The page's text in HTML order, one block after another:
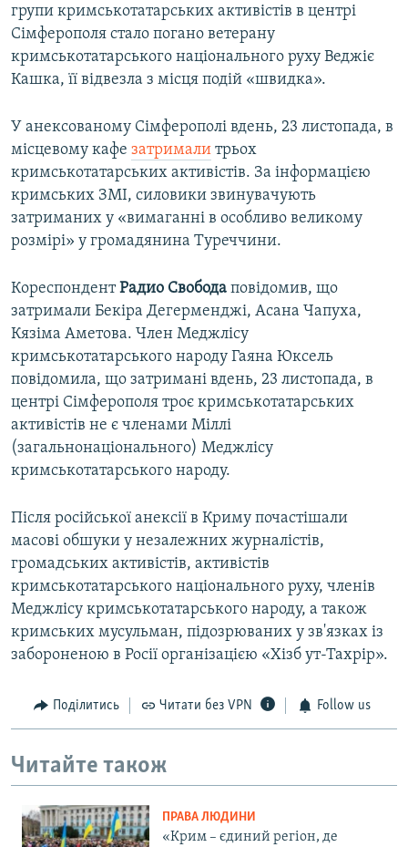
групи кримськотатарських активістів в центрі
Сімферополя стало погано ветерану
кримськотатарського національного руху Веджіє
Кашка, її відвезла з місця подій «швидка».
У анексованому Сімферополі вдень, 23 листопада, в
місцевому кафе затримали трьох
кримськотатарських активістів. За інформацією
кримських ЗМІ, силовики звинувачують
затриманих у «вимаганні в особливо великому
розмірі» у громадянина Туреччини.
КореспондентРадио Свобода повідомив, що
затримали Бекіра Дегерменджі, Асана Чапуха,
Кязіма Аметова. Член Меджлісу
кримськотатарського народу Гаяна Юксель
повідомила, що затримані вдень, 23 листопада, в
центрі Сімферополя троє кримськотатарських
активістів не є членами Міллі
(загальнонаціонального) Меджлісу
кримськотатарського народу.
Після російської анексії в Криму почастішали
масові обшуки у незалежних журналістів,
громадських активістів, активістів
кримськотатарського національного руху, членів
Меджлісу кримськотатарського народу, а також
кримських мусульман, підозрюваних у зв'язках із
забороненою в Росії організацією «Хізб ут-Тахрір».
Поділитись Читати без VPN Follow us
Читайте також
ПРАВА ЛЮДИНИ
«Крим – єдиний регіон, де